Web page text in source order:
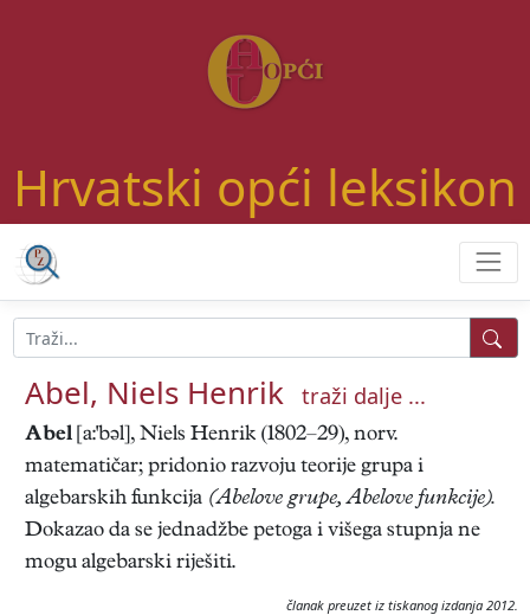
Hrvatski opći leksikon
Abel, Niels Henrik traži dalje ...
Abel [a:'bəl], Niels Henrik (1802–29), norv.
matematičar; pridonio razvoju teorije grupa i
algebarskih funkcija (Abelove grupe, Abelove funkcije).
Dokazao da se jednadžbe petoga i višega stupnja ne
mogu algebarski riješiti.
članak preuzet iz tiskanog izdanja 2012.